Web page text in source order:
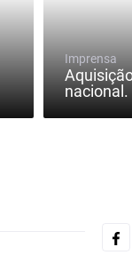
Imprensa
nacional.